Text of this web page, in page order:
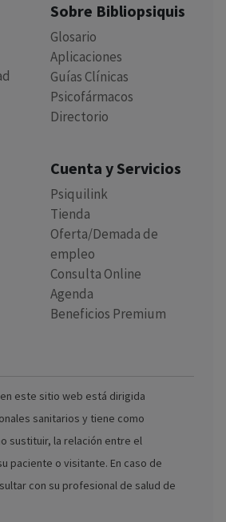
Sobre Bibliopsiquis
Glosario
Aplicaciones
Guías Clínicas
Psicofármacos
Directorio
Cuenta y Servicios
Psiquilink
Tienda
Oferta/Demada de
empleo
Consulta Online
Agenda
Beneficios Premium
este sitio web está dirigida
sanitarios y tiene como
sustituir, la relación entre el
paciente o visitante. En caso de
con su profesional de salud de